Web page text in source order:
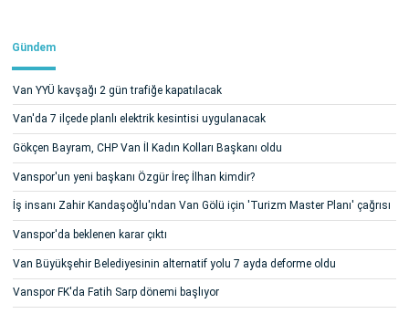
Gündem
Van YYÜ kavşağı 2 gün trafiğe kapatılacak
Van'da 7 ilçede planlı elektrik kesintisi uygulanacak
Gökçen Bayram, CHP Van İl Kadın Kolları Başkanı oldu
Vanspor'un yeni başkanı Özgür İreç İlhan kimdir?
İş insanı Zahir Kandaşoğlu'ndan Van Gölü için 'Turizm Master Planı' çağrısı
Vanspor'da beklenen karar çıktı
Van Büyükşehir Belediyesinin alternatif yolu 7 ayda deforme oldu
Vanspor FK'da Fatih Sarp dönemi başlıyor